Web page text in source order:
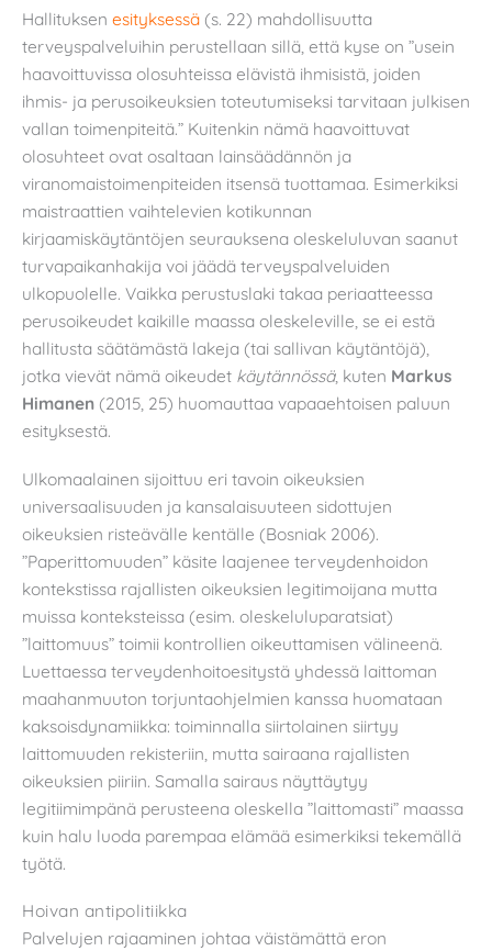
Hallituksen esityksessä (s. 22) mahdollisuutta
terveyspalveluihin perustellaan sillä, että kyse on ”usein
haavoittuvissa olosuhteissa elävistä ihmisistä, joiden
ihmis- ja perusoikeuksien toteutumiseksi tarvitaan julkisen
vallan toimenpiteitä.” Kuitenkin nämä haavoittuvat
olosuhteet ovat osaltaan lainsäädännön ja
viranomaistoimenpiteiden itsensä tuottamaa. Esimerkiksi
maistraattien vaihtelevien kotikunnan
kirjaamiskäytäntöjen seurauksena oleskeluluvan saanut
turvapaikanhakija voi jäädä terveyspalveluiden
ulkopuolelle. Vaikka perustuslaki takaa periaatteessa
perusoikeudet kaikille maassa oleskeleville, se ei estä
hallitusta säätämästä lakeja (tai sallivan käytäntöjä),
jotka vievät nämä oikeudet käytännössä, kuten Markus
Himanen (2015, 25) huomauttaa vapaaehtoisen paluun
esityksestä.
Ulkomaalainen sijoittuu eri tavoin oikeuksien
universaalisuuden ja kansalaisuuteen sidottujen
oikeuksien risteävälle kentälle (Bosniak 2006).
”Paperittomuuden” käsite laajenee terveydenhoidon
kontekstissa rajallisten oikeuksien legitimoijana mutta
muissa konteksteissa (esim. oleskeluluparatsiat)
”laittomuus” toimii kontrollien oikeuttamisen välineenä.
Luettaessa terveydenhoitoesitystä yhdessä laittoman
maahanmuuton torjuntaohjelmien kanssa huomataan
kaksoisdynamiikka: toiminnalla siirtolainen siirtyy
laittomuuden rekisteriin, mutta sairaana rajallisten
oikeuksien piiriin. Samalla sairaus näyttäytyy
legitiimimpänä perusteena oleskella ”laittomasti” maassa
kuin halu luoda parempaa elämää esimerkiksi tekemällä
työtä.
Hoivan antipolitiikka
Palvelujen rajaaminen johtaa väistämättä eron